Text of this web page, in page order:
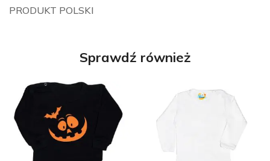
PRODUKT POLSKI
Sprawdź również